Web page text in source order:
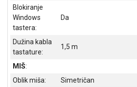
KANCELARIJSKI
MATERIJAL
ZA
KUĆU
PRIBOR
Blokiranje
Windows
tastera:
Da
Dužina kabla
tastature:
1,5 m
MIŠ:
Oblik miša:
Simetričan